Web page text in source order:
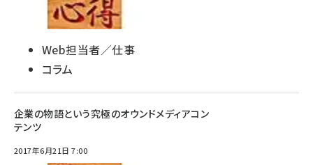
Web担当者／仕事
コラム
企業の物語という究極のオウンドメディアコン
テンツ
2017年6月21日 7:00